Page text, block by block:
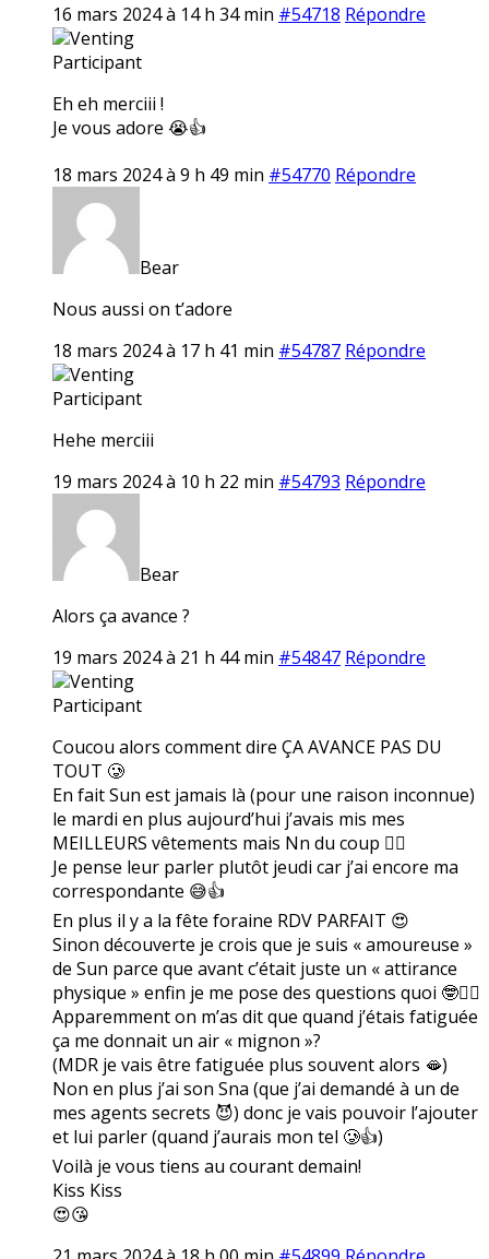
16 mars 2024 à 14 h 34 min #54718 Répondre
Venting
Participant
Eh eh merciii !
Je vous adore 😭👍
18 mars 2024 à 9 h 49 min #54770 Répondre
Bear
Nous aussi on t’adore
18 mars 2024 à 17 h 41 min #54787 Répondre
Venting
Participant
Hehe merciii
19 mars 2024 à 10 h 22 min #54793 Répondre
Bear
Alors ça avance ?
19 mars 2024 à 21 h 44 min #54847 Répondre
Venting
Participant
Coucou alors comment dire ÇA AVANCE PAS DU
TOUT 🥲
En fait Sun est jamais là (pour une raison inconnue)
le mardi en plus aujourd’hui j’avais mis mes
MEILLEURS vêtements mais Nn du coup 🤷‍♀️
Je pense leur parler plutôt jeudi car j’ai encore ma
correspondante 😅👍
En plus il y a la fête foraine RDV PARFAIT 😍
Sinon découverte je crois que je suis « amoureuse »
de Sun parce que avant c’était juste un « attirance
physique » enfin je me pose des questions quoi 🤓🤷‍♀️
Apparemment on m’as dit que quand j’étais fatiguée
ça me donnait un air « mignon »?
(MDR je vais être fatiguée plus souvent alors 🫦)
Non en plus j’ai son Sna (que j’ai demandé à un de
mes agents secrets 😈) donc je vais pouvoir l’ajouter
et lui parler (quand j’aurais mon tel 🥲👍)
Voilà je vous tiens au courant demain!
Kiss Kiss
😍😘